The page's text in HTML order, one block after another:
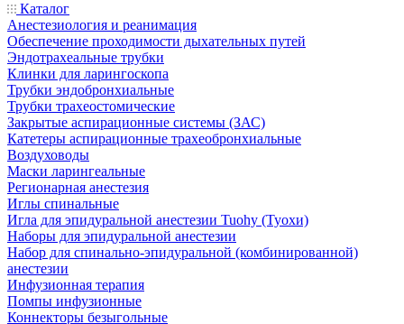
Каталог
Анестезиология и реанимация
Обеспечение проходимости дыхательных путей
Эндотрахеальные трубки
Клинки для ларингоскопа
Трубки эндобронхиальные
Трубки трахеостомические
Закрытые аспирационные системы (ЗАС)
Катетеры аспирационные трахеобронхиальные
Воздуховоды
Маски ларингеальные
Регионарная анестезия
Иглы спинальные
Игла для эпидуральной анестезии Tuohy (Туохи)
Наборы для эпидуральной анестезии
Набор для спинально-эпидуральной (комбинированной)
анестезии
Инфузионная терапия
Помпы инфузионные
Коннекторы безыгольные